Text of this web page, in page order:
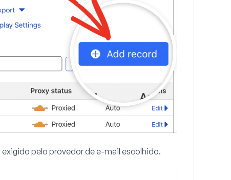
pelo provedor de e-mail escolhido.